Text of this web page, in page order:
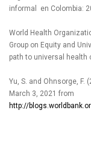
informal en Colombia:
World Health
Group on Equity and
path to universal health
Yu, S. and Ohnsorge,
March 3, 2021 from
http://